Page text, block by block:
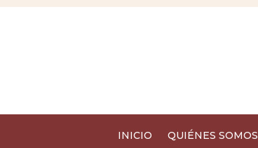
INICIO QUIÉNES SOMOS